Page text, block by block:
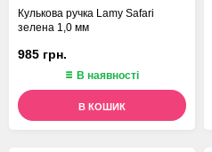
Кулькова ручка Lamy Safari
зелена 1,0 мм
985 грн.
В наявності
В КОШИК